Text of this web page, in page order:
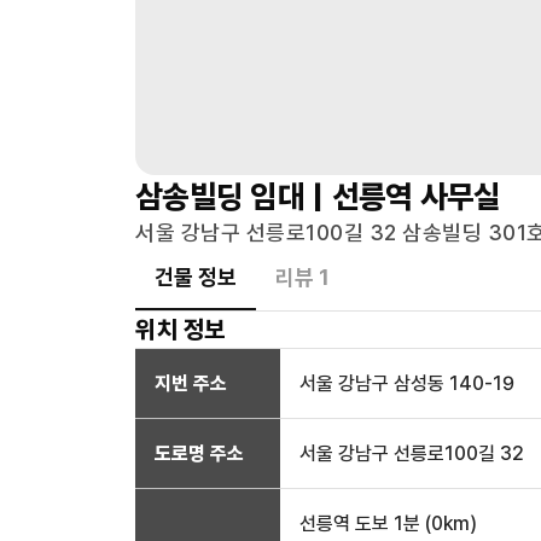
삼송빌딩 임대 | 선릉역 사무실
서울 강남구 선릉로100길 32 삼송빌딩 301
건물 정보
리뷰 1
위치 정보
지번 주소 서울 강남구 삼성동 140-19
도로명 주소 서울 강남구 선릉로100길 32
선릉역 도보 1분 (0km)